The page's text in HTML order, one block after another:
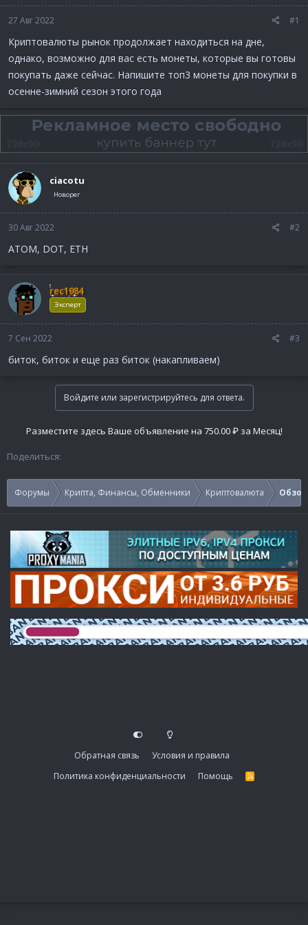
27 Авг 2022 #1
Криптовалюты рынок продолжает находиться на дне,
однако, возможно для вас есть монеты, которые вы готовы
покупать даже сейчас. Напишите топ3 монеты для покупки в
осенне-зимний сезон этого года
ciacotu
Новорег
30 Авг 2022 #2
ATOM, DOT, ETH
rec1984
Эксперт
7 Сен 2022 #3
биток, биток и еще раз биток (накапливаем)
Войдите или зарегистрируйтесь для ответа.
Разместите здесь Ваше объявление на 750.00 ₽ за Месяц!
Поделиться:
Форумы Крипта, Финансы, Обменники Криптовалюта
Обратная связь
Условия и правила
Политика конфиденциальности
Помощь
R